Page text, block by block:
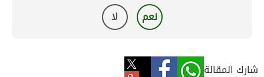
نعم لا
شارك المقالة